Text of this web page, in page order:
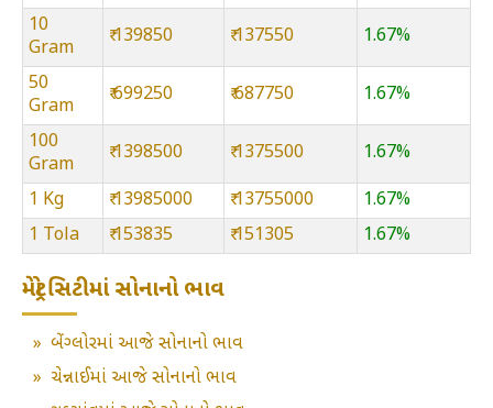
10
Gram
₹ 139850 ₹ 137550 1.67%
50
Gram
₹ 699250 ₹ 687750 1.67%
100
Gram
₹ 1398500 ₹ 1375500 1.67%
1 Kg ₹ 13985000 ₹ 13755000
1.67%
1 Tola
₹ 153835 ₹ 151305 1.67%
મેટ્રો સિટીમાં સોનાનો ભાવ
» બેંગ્લોરમાં આજે સોનાનો ભાવ
» ચેન્નાઈમાં આજે સોનાનો ભાવ